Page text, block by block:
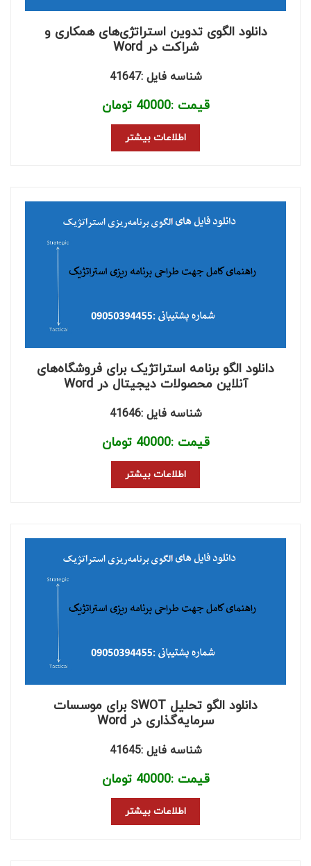
دانلود الگوی تدوین استراتژی‌های همکاری و
شراکت در Word
شناسه فایل :41647
قیمت :40000 تومان
اطلاعات بیشتر
دانلود الگو برنامه استراتژیک برای فروشگاه‌های
آنلاین محصولات دیجیتال در Word
شناسه فایل :41646
قیمت :40000 تومان
اطلاعات بیشتر
دانلود الگو تحلیل SWOT برای موسسات
سرمایه‌گذاری در Word
شناسه فایل :41645
قیمت :40000 تومان
اطلاعات بیشتر